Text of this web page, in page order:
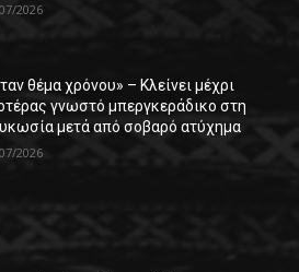
2026
θέμα χρόνου» – Κλείνει μέχρι
γνωστό μπεργκεράδικο στη
μετά από σοβαρό ατύχημα
2026